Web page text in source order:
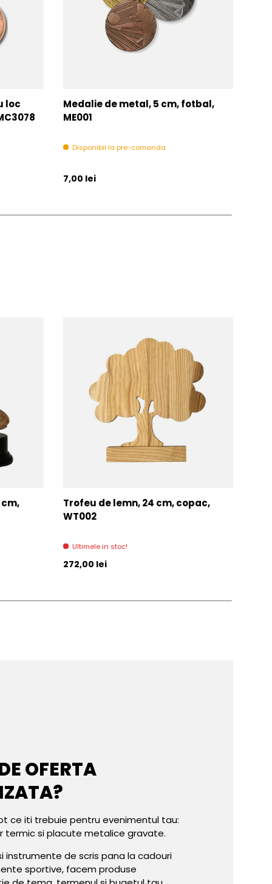
loc
Medalie de metal, 5 cm, fotbal,
ME001
Disponibil la pre-comanda
Pret initial
7,00 lei
Trofeu de lemn, 24 cm, copac,
WT002
Ultimele in stoc!
Pret initial
272,00 lei
OFERTA
ce iti trebuie pentru evenimentul tau:
termic si placute metalice gravate.
instrumente de scris pana la cadouri
sportive, facem produse